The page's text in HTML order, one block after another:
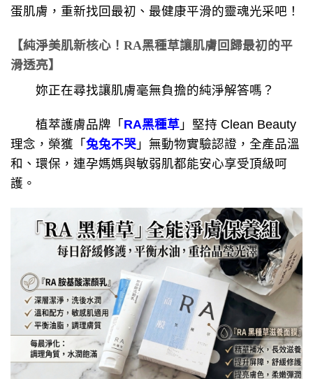
蛋肌膚，重新找回最初、最健康平滑的靈魂光采吧！
【純淨美肌新核心！RA黑種草讓肌膚回歸最初的平
滑透亮】
妳正在尋找讓肌膚毫無負擔的純淨解答嗎？
植萃護膚品牌「RA黑種草 」堅持 Clean Beauty
理念，榮獲「兔兔不哭 」無動物實驗認證，全產品溫
和、環保，連孕媽媽與敏弱肌都能安心享受頂級呵
護。